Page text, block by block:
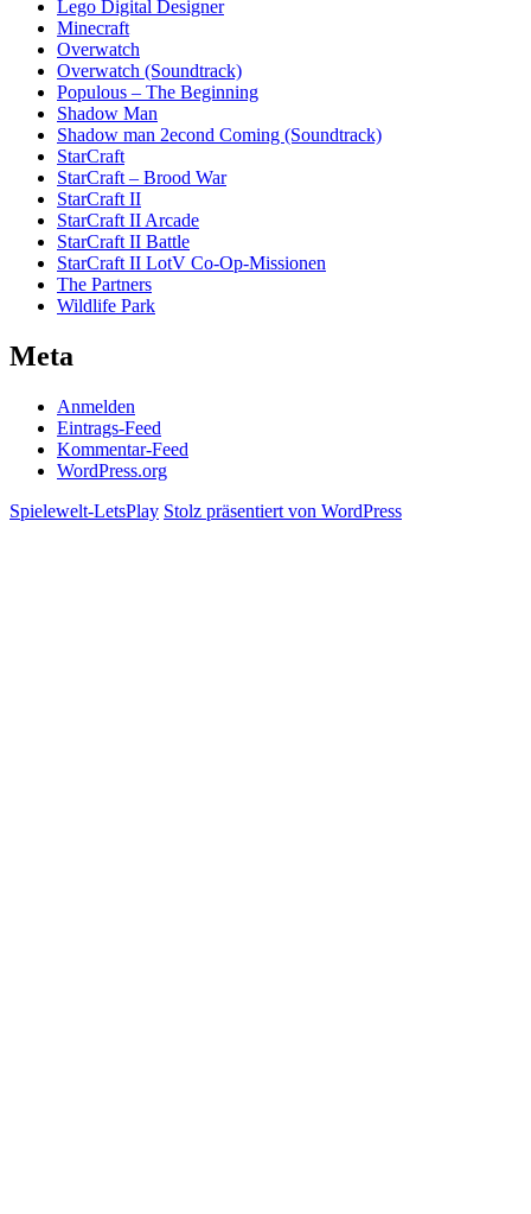
Lego Digital Designer
Minecraft
Overwatch
Overwatch (Soundtrack)
Populous – The Beginning
Shadow Man
Shadow man 2econd Coming (Soundtrack)
StarCraft
StarCraft – Brood War
StarCraft II
StarCraft II Arcade
StarCraft II Battle
StarCraft II LotV Co-Op-Missionen
The Partners
Wildlife Park
Meta
Anmelden
Eintrags-Feed
Kommentar-Feed
WordPress.org
Spielewelt-LetsPlay Stolz präsentiert von WordPress